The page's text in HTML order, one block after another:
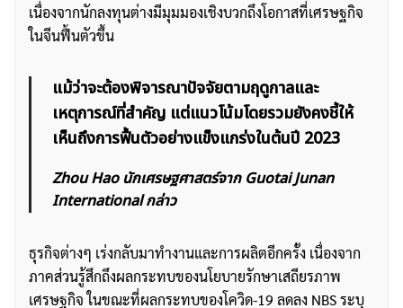
เนื่องจากนักลงทุนต่างมีมุมมองเชิงบวกถึงโอกาสที่เศรษฐกิจ
ในจีนฟื้นตัวขึ้น
แม้ว่าจะต้องพิจารณาปัจจัยตามฤดูกาลและ
เหตุการณ์ที่สำคัญ แต่แนวโน้มโดยรวมยังคงชี้ให้
เห็นถึงการฟื้นตัวอย่างแข็งแกร่งในต้นปี 2023
Zhou Hao นักเศรษฐศาสตร์จาก Guotai Junan
International กล่าว
ธุรกิจต่างๆ เร่งกลับมาทำงานและการผลิตอีกครั้ง เนื่องจาก
ภาคส่วนรู้สึกถึงผลกระทบของนโยบายรักษาเสถียรภาพ
เศรษฐกิจ ในขณะที่ผลกระทบของโควิด-19 ลดลง NBS ระบุ